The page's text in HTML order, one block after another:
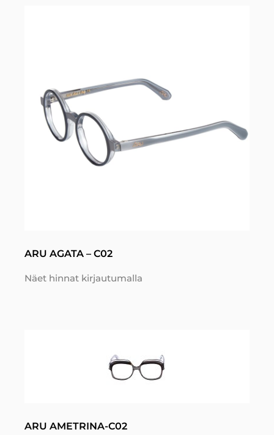
ARU AGATA – C02
Näet hinnat kirjautumalla
ARU AMETRINA-C02